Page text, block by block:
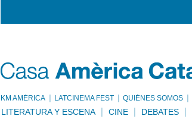
KM AMÈRICA LATCINEMA FEST QUIÉNES SOMOS
LITERATURA Y ESCENA CINE DEBATES